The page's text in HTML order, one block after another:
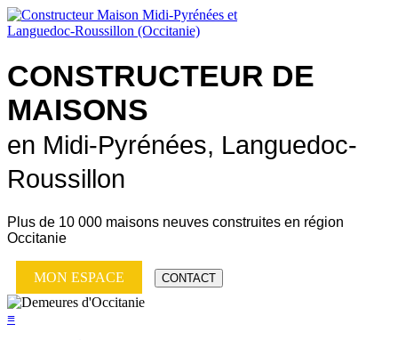
CONSTRUCTEUR DE
MAISONS
en Midi-Pyrénées, Languedoc-
Roussillon
Plus de 10 000 maisons neuves construites en région
Occitanie
MON ESPACE CONTACT
≡